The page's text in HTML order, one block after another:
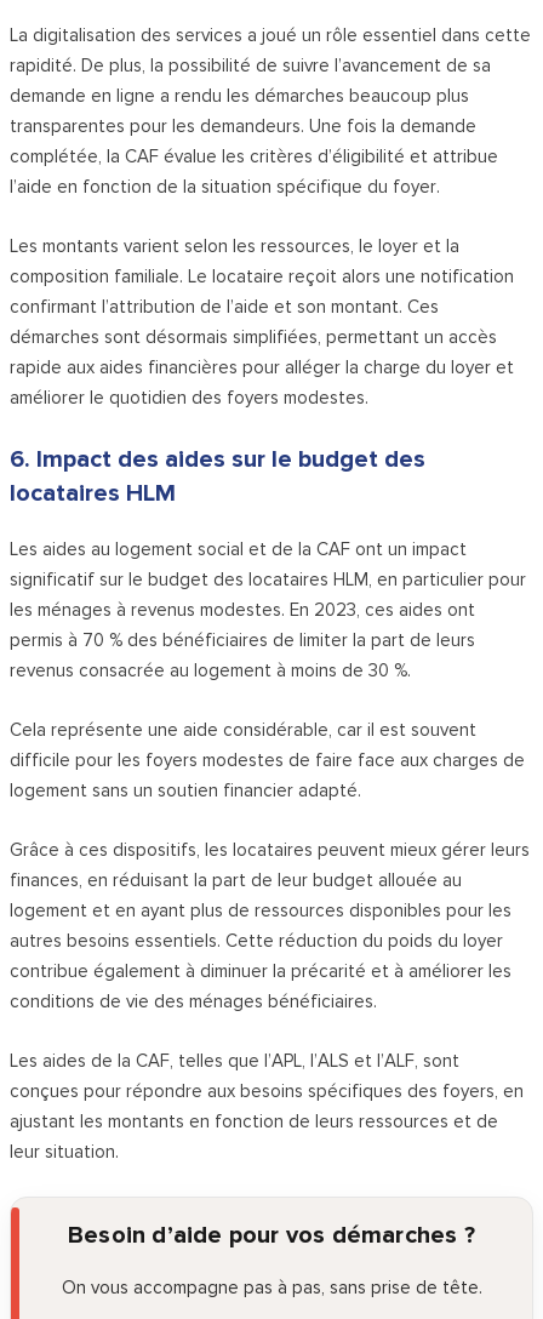
La digitalisation des services a joué un rôle essentiel dans cette
rapidité. De plus, la possibilité de suivre l’avancement de sa
demande en ligne a rendu les démarches beaucoup plus
transparentes pour les demandeurs. Une fois la demande
complétée, la CAF évalue les critères d’éligibilité et attribue
l’aide en fonction de la situation spécifique du foyer.
Les montants varient selon les ressources, le loyer et la
composition familiale. Le locataire reçoit alors une notification
confirmant l’attribution de l’aide et son montant. Ces
démarches sont désormais simplifiées, permettant un accès
rapide aux aides financières pour alléger la charge du loyer et
améliorer le quotidien des foyers modestes.
6. Impact des aides sur le budget des
locataires HLM
Les aides au logement social et de la CAF ont un impact
significatif sur le budget des locataires HLM, en particulier pour
les ménages à revenus modestes. En 2023, ces aides ont
permis à 70 % des bénéficiaires de limiter la part de leurs
revenus consacrée au logement à moins de 30 %.
Cela représente une aide considérable, car il est souvent
difficile pour les foyers modestes de faire face aux charges de
logement sans un soutien financier adapté.
Grâce à ces dispositifs, les locataires peuvent mieux gérer leurs
finances, en réduisant la part de leur budget allouée au
logement et en ayant plus de ressources disponibles pour les
autres besoins essentiels. Cette réduction du poids du loyer
contribue également à diminuer la précarité et à améliorer les
conditions de vie des ménages bénéficiaires.
Les aides de la CAF, telles que l’APL, l’ALS et l’ALF, sont
conçues pour répondre aux besoins spécifiques des foyers, en
ajustant les montants en fonction de leurs ressources et de
leur situation.
Besoin d’aide pour vos démarches ?
On vous accompagne pas à pas, sans prise de tête.